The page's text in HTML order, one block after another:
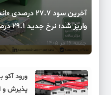
آخرین سود
واریز شد؛ نرخ جدید ۲۹.۱ درصد
جمعه 16 مر 1405
ورود آکو
پذیرش و